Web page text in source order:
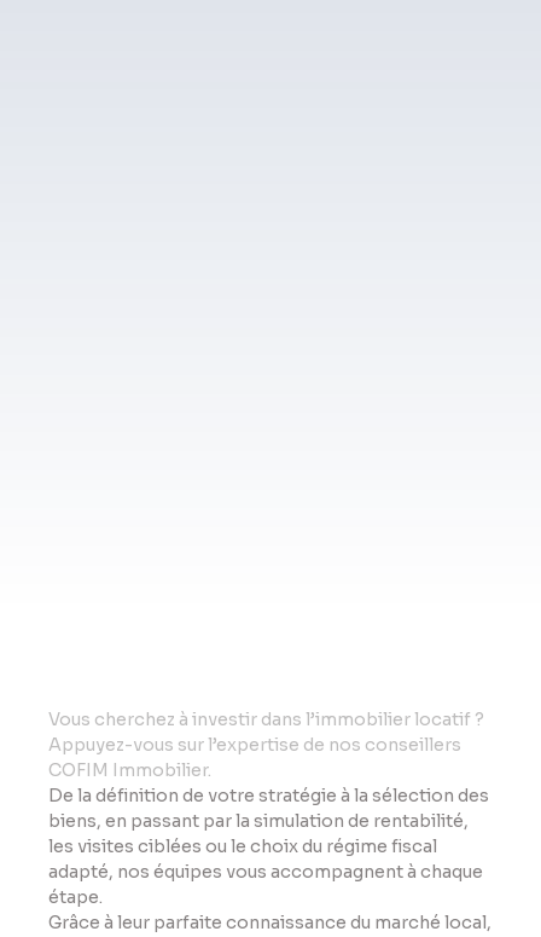
Vous cherchez à investir dans l’immobilier locatif ?
Appuyez-vous sur l’expertise de nos conseillers
COFIM Immobilier.
De la définition de votre stratégie à la sélection des
biens, en passant par la simulation de rentabilité,
les visites ciblées ou le choix du régime fiscal
adapté, nos équipes vous accompagnent à chaque
étape.
Grâce à leur parfaite connaissance du marché local,